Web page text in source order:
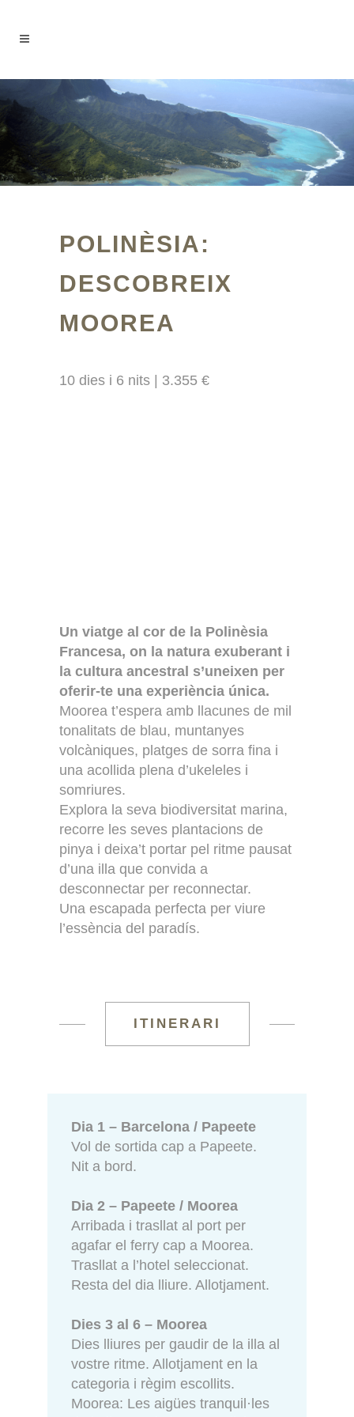
POLINÈSIA:
DESCOBREIX
MOOREA
10 dies i 6 nits | 3.355 €
Un viatge al cor de la Polinèsia
Francesa, on la natura exuberant i
la cultura ancestral s’uneixen per
oferir-te una experiència única.
Moorea t’espera amb llacunes de mil
tonalitats de blau, muntanyes
volcàniques, platges de sorra fina i
una acollida plena d’ukeleles i
somriures.
Explora la seva biodiversitat marina,
recorre les seves plantacions de
pinya i deixa’t portar pel ritme pausat
d’una illa que convida a
desconnectar per reconnectar.
Una escapada perfecta per viure
l’essència del paradís.
ITINERARI
Dia 1 – Barcelona / Papeete
Vol de sortida cap a Papeete.
Nit a bord.
Dia 2 – Papeete / Moorea
Arribada i trasllat al port per
agafar el ferry cap a Moorea.
Trasllat a l’hotel seleccionat.
Resta del dia lliure. Allotjament.
Dies 3 al 6 – Moorea
Dies lliures per gaudir de la illa al
vostre ritme. Allotjament en la
categoria i règim escollits.
Moorea: Les aigües tranquil·les